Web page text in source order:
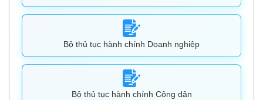
Bộ thủ tục hành chính Doanh nghiệp
Bộ thủ tục hành chính Công dân